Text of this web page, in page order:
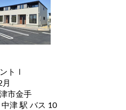
トⅠ
市金手
バス 10